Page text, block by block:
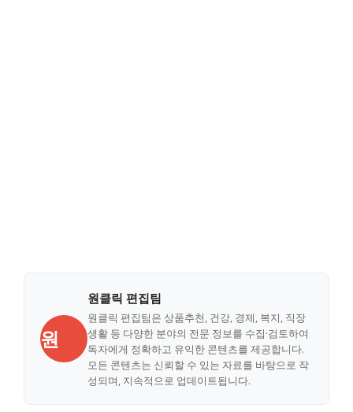
원
원클릭 편집팀
원클릭 편집팀은 상품추천, 건강, 경제, 복지, 직장
생활 등 다양한 분야의 전문 정보를 수집·검토하여
독자에게 정확하고 유익한 콘텐츠를 제공합니다.
모든 콘텐츠는 신뢰할 수 있는 자료를 바탕으로 작
성되며, 지속적으로 업데이트됩니다.